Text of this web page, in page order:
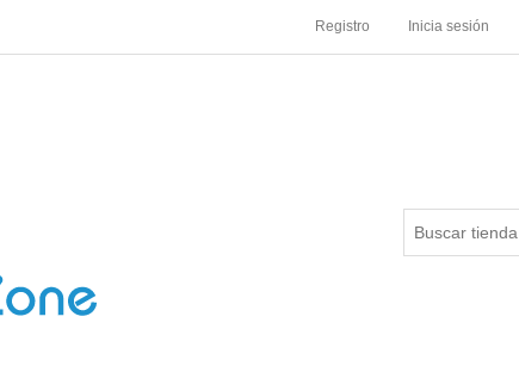
Registro Inicia sesión